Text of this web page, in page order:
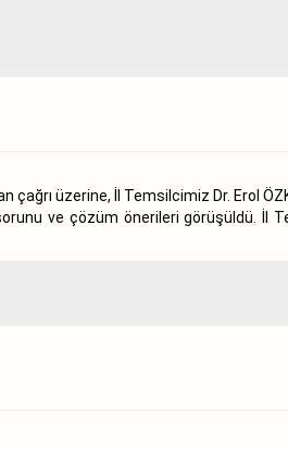
üzerine, İl Temsilcimiz Dr. Erol
ve çözüm önerileri görüşüldü. İl